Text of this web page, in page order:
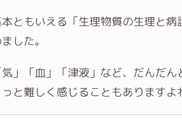
ともいえる 「生理物質の生理と病
した。
」「血」「津液」など、だんだん
と難しく感じることもありますよ